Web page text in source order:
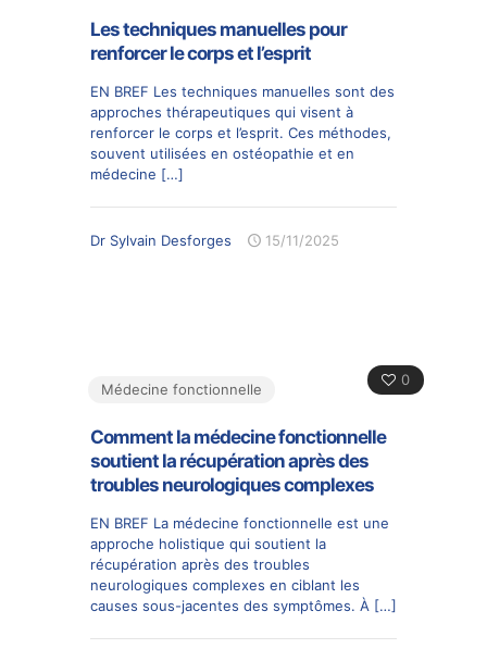
Les techniques manuelles pour
renforcer le corps et l’esprit
EN BREF Les techniques manuelles sont des
approches thérapeutiques qui visent à
renforcer le corps et l’esprit. Ces méthodes,
souvent utilisées en ostéopathie et en
médecine […]
Dr Sylvain Desforges 15/11/2025
0
Médecine fonctionnelle
Comment la médecine fonctionnelle
soutient la récupération après des
troubles neurologiques complexes
EN BREF La médecine fonctionnelle est une
approche holistique qui soutient la
récupération après des troubles
neurologiques complexes en ciblant les
causes sous-jacentes des symptômes. À […]